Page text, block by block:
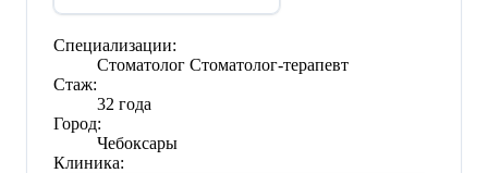
Специализации:
Стоматолог Стоматолог-терапевт
Стаж:
32 года
Город:
Чебоксары
Клиника: